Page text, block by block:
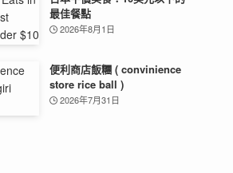
最佳餐點
2026年8月1日
便利商店飯糰 ( convinience
store rice ball )
2026年7月31日